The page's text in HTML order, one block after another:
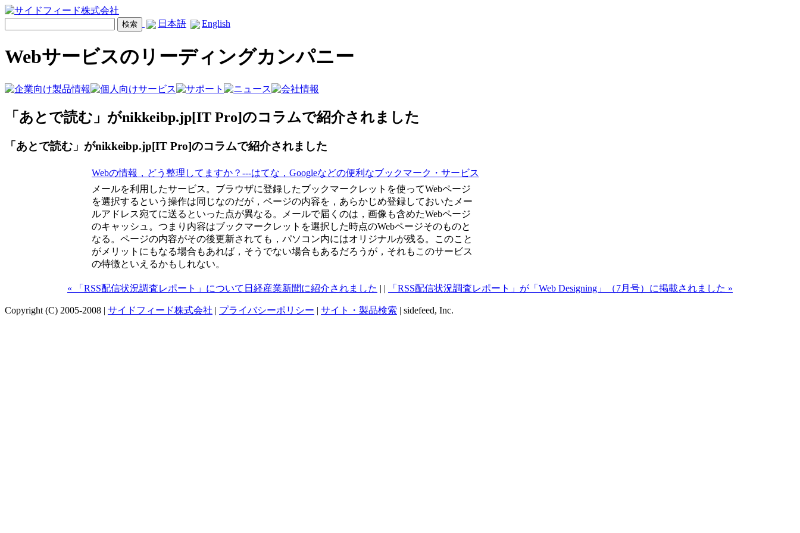
日本語 English
Webサービスのリーディングカンパニー
「あとで読む」がnikkeibp.jp[IT Pro]のコラムで紹介されました
「あとで読む」がnikkeibp.jp[IT Pro]のコラムで紹介されました
Webの情報，どう整理してますか？---はてな，Googleなどの便利なブックマーク・サービス
メールを利用したサービス。ブラウザに登録したブックマークレットを使ってWebページ
を選択するという操作は同じなのだが，ページの内容を，あらかじめ登録しておいたメー
ルアドレス宛てに送るといった点が異なる。メールで届くのは，画像も含めたWebページ
のキャッシュ。つまり内容はブックマークレットを選択した時点のWebページそのものと
なる。ページの内容がその後更新されても，パソコン内にはオリジナルが残る。このこと
がメリットにもなる場合もあれば，そうでない場合もあるだろうが，それもこのサービス
の特徴といえるかもしれない。
« 「RSS配信状況調査レポート」について日経産業新聞に紹介されました | | 「RSS配信状況調査レポート」が「Web Designing」（7月号）に掲載されました »
Copyright (C) 2005-2008 | サイドフィード株式会社 | プライバシーポリシー | サイト・製品検索 | sidefeed, Inc.